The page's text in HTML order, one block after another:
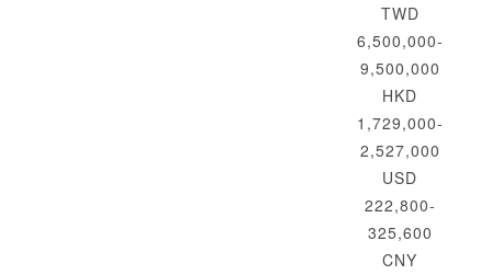
TWD
6,500,000-
9,500,000
HKD
1,729,000-
2,527,000
USD
222,800-
325,600
CNY